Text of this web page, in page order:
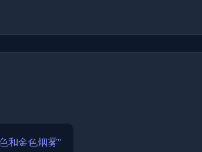
和金色烟雾"